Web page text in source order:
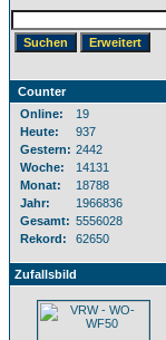
Counter
Online:
19
Heute:
937
Gestern: 2442
Woche:
14131
Monat:
18788
Jahr:
1966836
Gesamt: 5556028
Rekord:
62650
Zufallsbild